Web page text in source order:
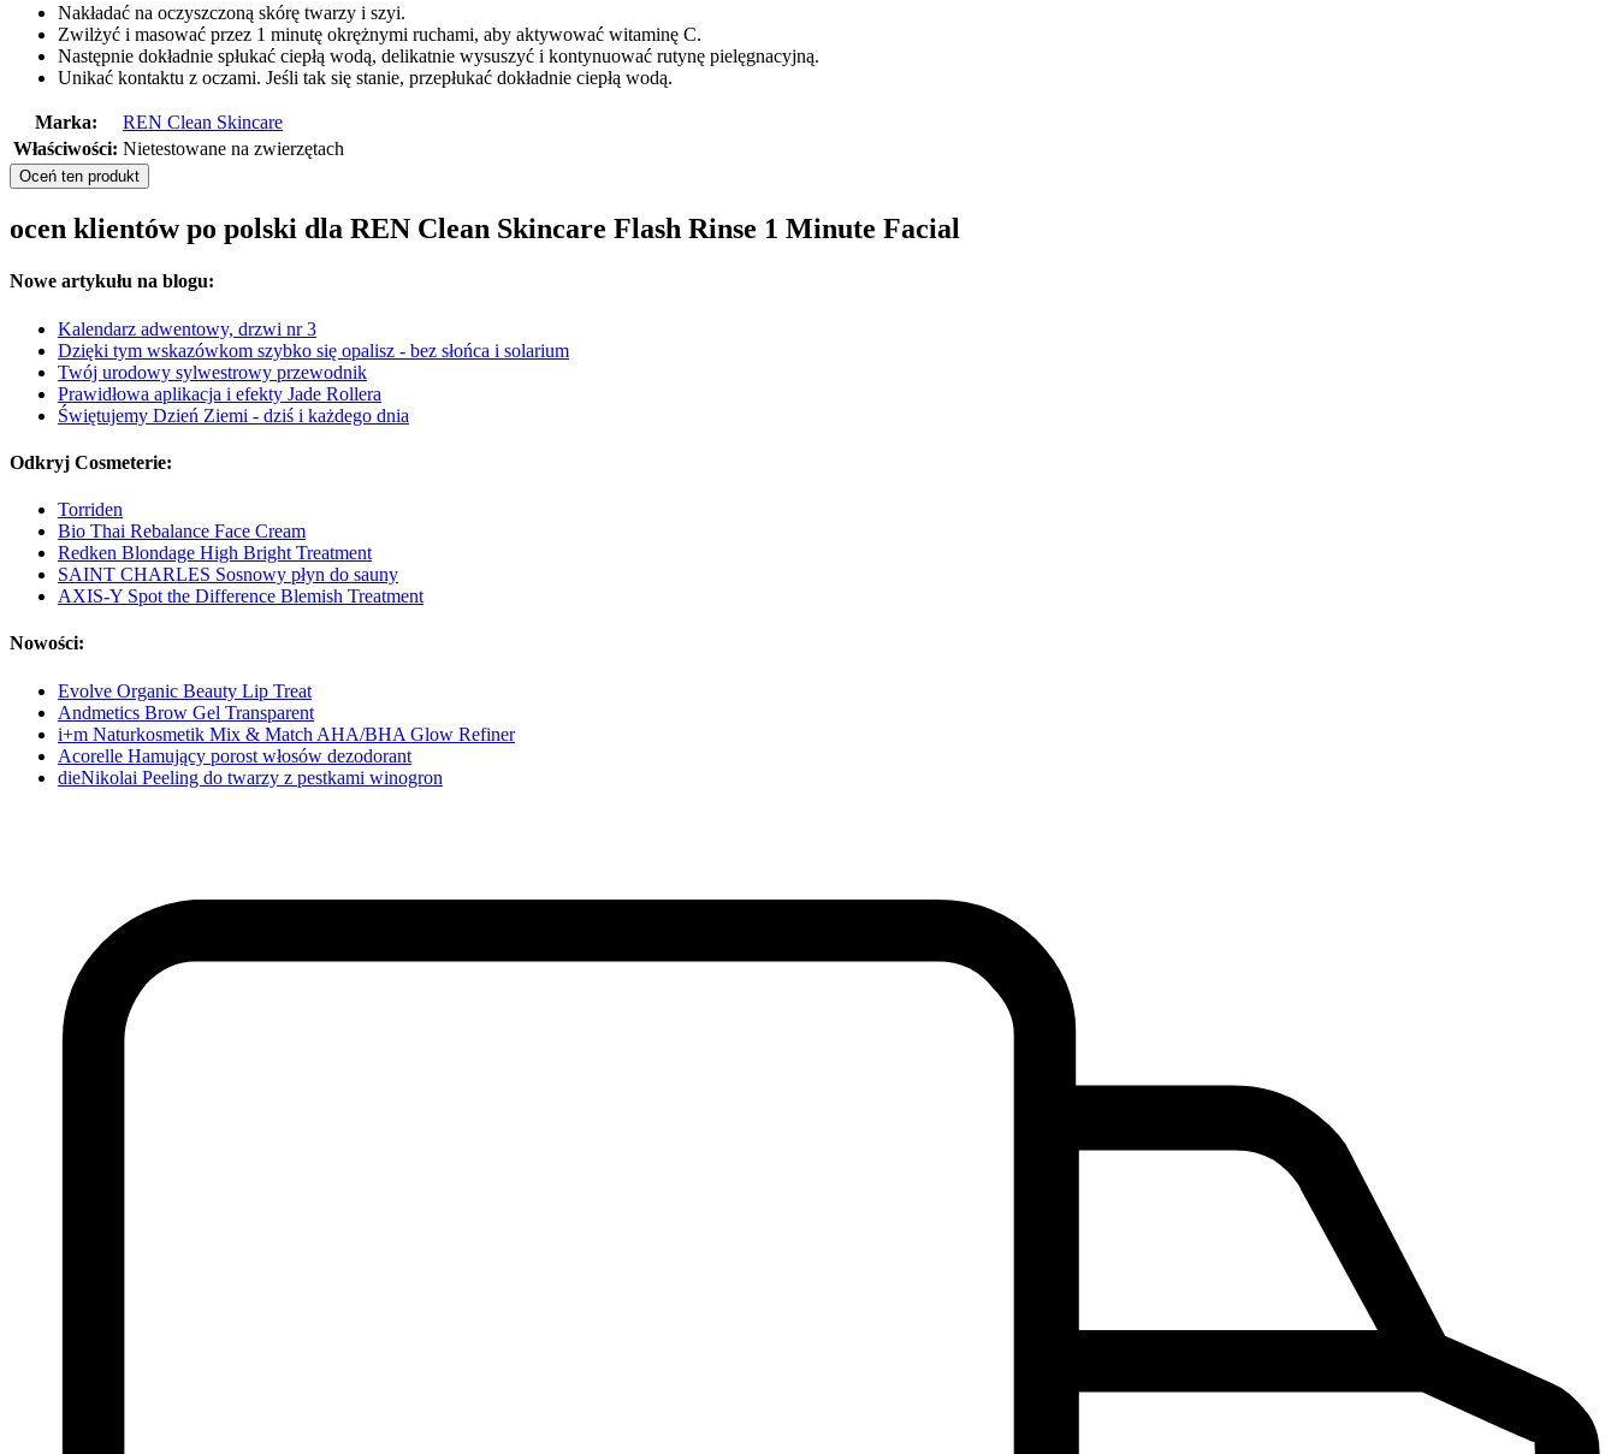
Nakładać na oczyszczoną skórę twarzy i szyi.
Zwilżyć i masować przez 1 minutę okrężnymi ruchami, aby aktywować witaminę C.
Następnie dokładnie spłukać ciepłą wodą, delikatnie wysuszyć i kontynuować rutynę pielęgnacyjną.
Unikać kontaktu z oczami. Jeśli tak się stanie, przepłukać dokładnie ciepłą wodą.
Marka:
REN Clean Skincare
Właściwości: Nietestowane na zwierzętach
Oceń ten produkt
ocen klientów po polski dla REN Clean Skincare Flash Rinse 1 Minute Facial
Nowe artykułu na blogu:
Kalendarz adwentowy, drzwi nr 3
Dzięki tym wskazówkom szybko się opalisz - bez słońca i solarium
Twój urodowy sylwestrowy przewodnik
Prawidłowa aplikacja i efekty Jade Rollera
Świętujemy Dzień Ziemi - dziś i każdego dnia
Odkryj Cosmeterie:
Torriden
Bio Thai Rebalance Face Cream
Redken Blondage High Bright Treatment
SAINT CHARLES Sosnowy płyn do sauny
AXIS-Y Spot the Difference Blemish Treatment
Nowości:
Evolve Organic Beauty Lip Treat
Andmetics Brow Gel Transparent
i+m Naturkosmetik Mix & Match AHA/BHA Glow Refiner
Acorelle Hamujący porost włosów dezodorant
dieNikolai Peeling do twarzy z pestkami winogron